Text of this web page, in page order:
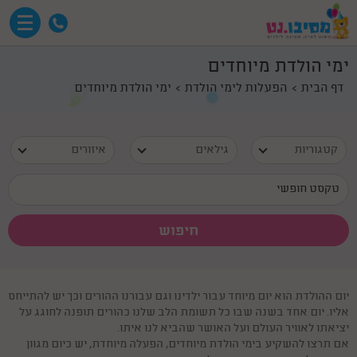
ימי הולדת מיוחדים
דף הבית הפעלות לימי הולדת ימי הולדת מיוחדים
קטגוריות גילאים איזורים
יום ההולדת הוא יום מיוחד עבור ילדינו וגם עבורנו ההורים וכך יש להתייחס
אליו. יום אחד בשנה שבו כל תשומת הלב שלנו כהורים תופנה לחוגג על
יציאתו לאוויר העולם ועל האושר שהביא לנו איתו.
אם תרצו להשקיע בימי הולדת מיוחדים, הפעלה מיוחדת, יש כיום מגוון